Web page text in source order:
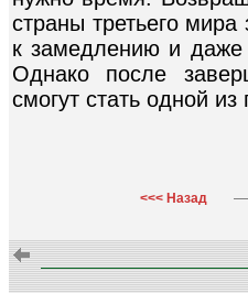
страны третьего
к замедлению и даже
Однако после
смогут стать одной
<<< Назад